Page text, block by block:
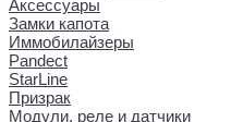
Аксессуары
Замки капота
Иммобилайзеры
Pandect
StarLine
Призрак
Модули, реле и датчики